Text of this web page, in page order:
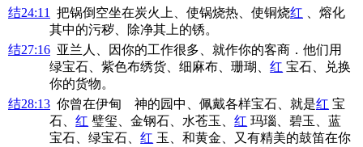
结24:11
把锅倒空坐在炭火上、使锅烧热、使铜烧红 、熔化
其中的污秽、除净其上的锈。
结27:16 亚兰人、因你的工作很多、就作你的客商．他们用
绿宝石、紫色布绣货、细麻布、珊瑚、红 宝石、兑换
你的货物。
结28:13 你曾在伊甸 神的园中、佩戴各样宝石、就是红 宝
石、红 璧玺、金钢石、水苍玉、红 玛瑙、碧玉、蓝
宝石、绿宝石、红 玉、和黄金、又有精美的鼓笛在你